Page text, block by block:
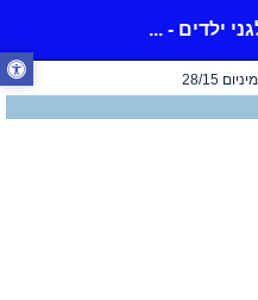
ילדים - ...
28/15